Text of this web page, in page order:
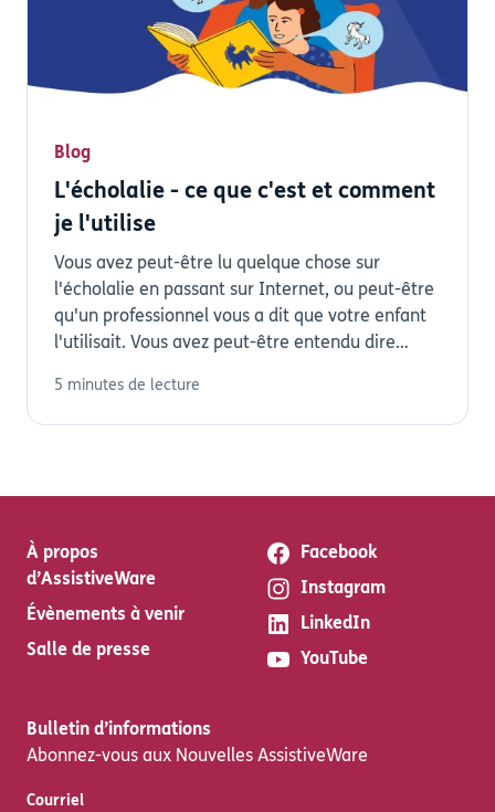
Blog
L'écholalie - ce que c'est et comment
je l'utilise
Vous avez peut-être lu quelque chose sur
l'écholalie en passant sur Internet, ou peut-être
qu'un professionnel vous a dit que votre enfant
l'utilisait. Vous avez peut-être entendu dire
5 minutes de lecture
À propos
d’AssistiveWare
Évènements à venir
Salle de presse
Facebook
Instagram
LinkedIn
YouTube
Bulletin d’informations
Abonnez-vous aux Nouvelles AssistiveWare
Courriel